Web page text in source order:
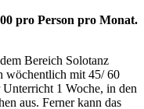
pro Person pro Monat.
Bereich Solotanz
wöchentlich mit 45/ 60
1 Woche, in den
aus. Ferner kann das